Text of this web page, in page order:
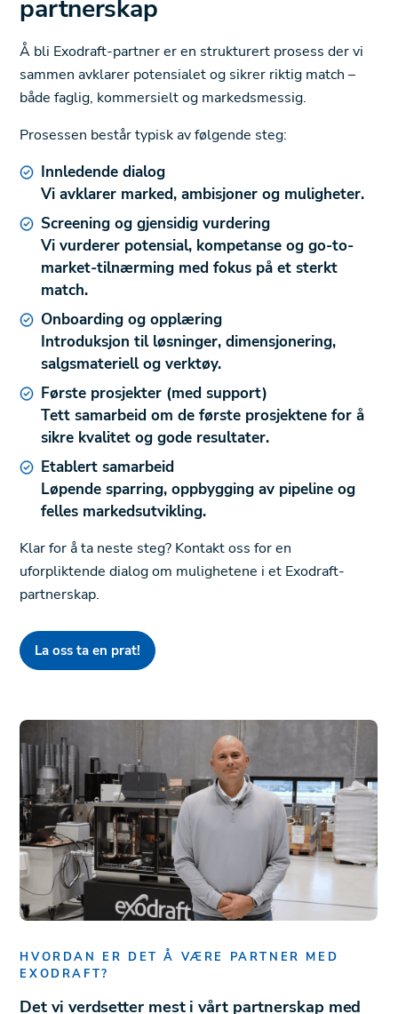
partnerskap
Å bli Exodraft-partner er en strukturert prosess der vi
sammen avklarer potensialet og sikrer riktig match –
både faglig, kommersielt og markedsmessig.
Prosessen består typisk av følgende steg:
Innledende dialog
Vi avklarer marked, ambisjoner og muligheter.
Screening og gjensidig vurdering
Vi vurderer potensial, kompetanse og go-to-
market-tilnærming med fokus på et sterkt
match.
Onboarding og opplæring
Introduksjon til løsninger, dimensjonering,
salgsmateriell og verktøy.
Første prosjekter (med support)
Tett samarbeid om de første prosjektene for å
sikre kvalitet og gode resultater.
Etablert samarbeid
Løpende sparring, oppbygging av pipeline og
felles markedsutvikling.
Klar for å ta neste steg? Kontakt oss for en
uforpliktende dialog om mulighetene i et Exodraft-
partnerskap.
La oss ta en prat!
HVORDAN ER DET Å VÆRE PARTNER MED
EXODRAFT?
Det vi verdsetter mest i vårt partnerskap med